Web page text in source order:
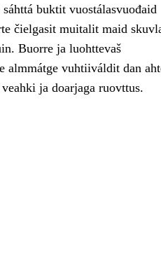
buktit vuostálasvuođaid
čielgasit muitalit maid
Buorre ja luohttevaš
almmátge vuhtiiváldit dan
ja doarjaga ruovttus.